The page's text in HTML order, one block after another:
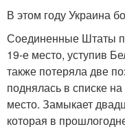
В этом году Украина
Соединенные Штаты
19-е место, уступив
также потеряла две
поднялась в списке
место. Замыкает
которая в